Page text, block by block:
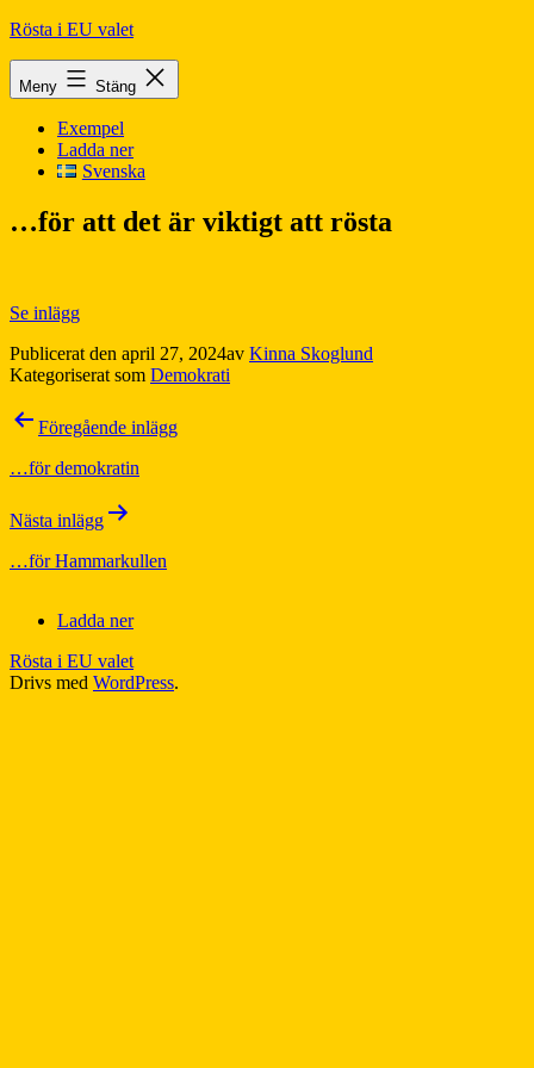
Hoppa
innehåll
Rösta i EU valet
Meny Stäng
Exempel
Ladda ner
Svenska
…för att det är viktigt att rösta
Se inlägg
Publicerat den april 27, 2024av Kinna Skoglund
Kategoriserat som Demokrati
Inläggsnavigering
Föregående inlägg
…för demokratin
Nästa inlägg
…för Hammarkullen
Ladda ner
Rösta i EU valet
Drivs med WordPress.